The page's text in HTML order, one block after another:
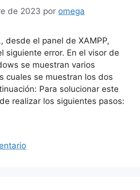
de 2023 por omega
desde el panel de XAMPP,
siguiente error. En el visor de
se muestran varios
cuales se muestran los dos
Para solucionar este
realizar los siguientes pasos: